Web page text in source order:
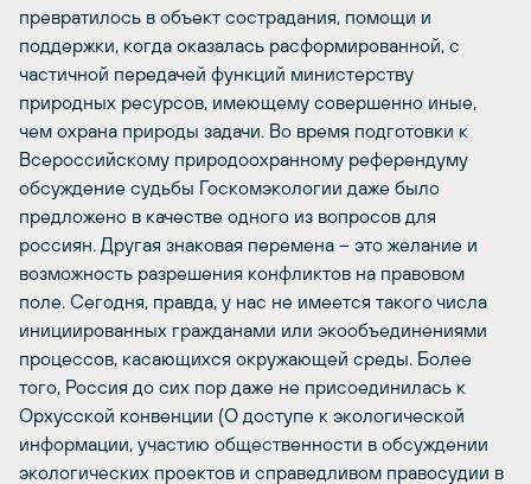
превратилось в объект сострадания, помощи и
поддержки, когда оказалась расформированной, с
частичной передачей функций министерству
природных ресурсов, имеющему совершенно иные,
чем охрана природы задачи. Во время подготовки к
Всероссийскому природоохранному референдуму
обсуждение судьбы Госкомэкологии даже было
предложено в качестве одного из вопросов для
россиян. Другая знаковая перемена – это желание и
возможность разрешения конфликтов на правовом
поле. Сегодня, правда, у нас не имеется такого числа
инициированных гражданами или экообъединениями
процессов, касающихся окружающей среды. Более
того, Россия до сих пор даже не присоединилась к
Орхусской конвенции (О доступе к экологической
информации, участию общественности в обсуждении
экологических проектов и справедливом правосудии в